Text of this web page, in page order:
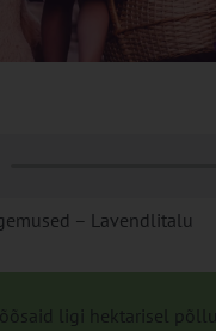
– Lavendlitalu
ligi hektarisel